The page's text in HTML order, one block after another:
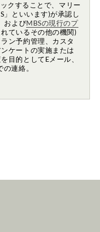
クすることで、マリー
」といいます)が承認し
およびMBSの現行のプ
ているその他の機関)
ン予約管理、カスタ
ケートの実施または
目的としてEメール、
の連絡。